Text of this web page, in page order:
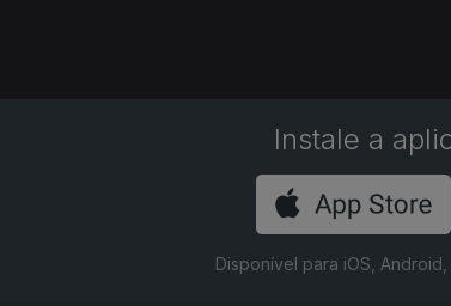
Instale a
Disponível para iOS,